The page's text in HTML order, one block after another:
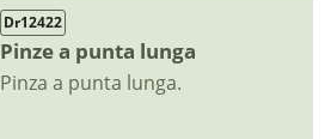
Dr12422
Pinze a punta lunga
Pinza a punta lunga.